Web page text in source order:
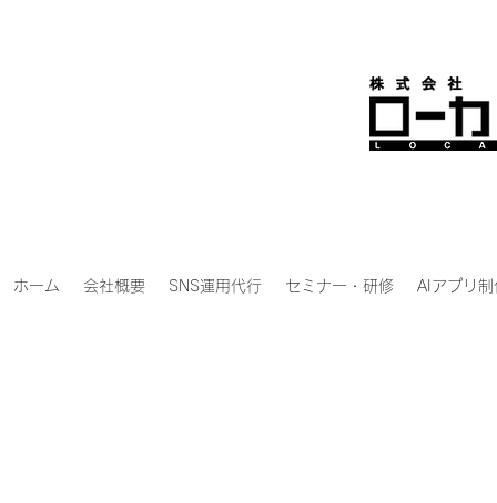
ホーム 会社概要 SNS運用代行 セミナー・研修 AIアプリ制